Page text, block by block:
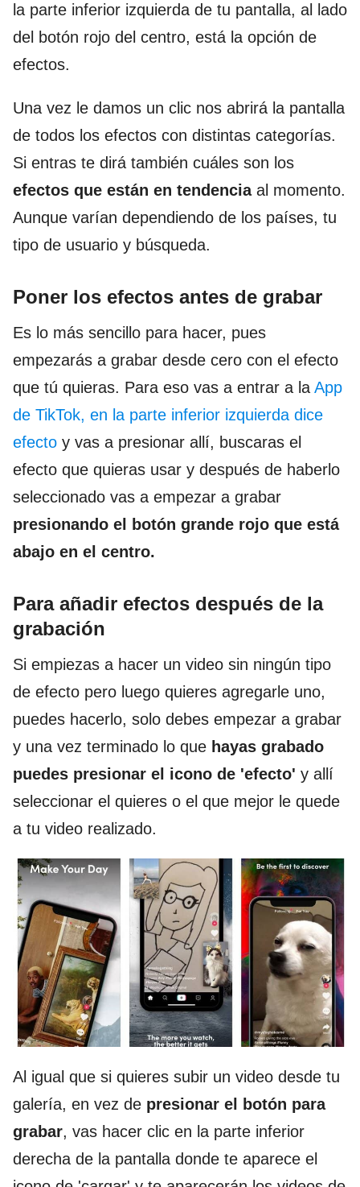
la parte inferior izquierda de tu pantalla, al lado
del botón rojo del centro, está la opción de
efectos.
Una vez le damos un clic nos abrirá la pantalla
de todos los efectos con distintas categorías.
Si entras te dirá también cuáles son los
efectos que están en tendenciaal momento.
Aunque varían dependiendo de los países, tu
tipo de usuario y búsqueda.
Poner los efectos antes de grabar
Es lo más sencillo para hacer, pues
empezarás a grabar desde cero con el efecto
que tú quieras. Para eso vas a entrar a la App
de TikTok, en la parte inferior izquierda dice
efecto y vas a presionar allí, buscaras el
efecto que quieras usar y después de haberlo
seleccionado vas a empezar a grabar
presionando el botón grande rojo que está
abajo en el centro.
Para añadir efectos después de la
grabación
Si empiezas a hacer un video sin ningún tipo
de efecto pero luego quieres agregarle uno,
puedes hacerlo, solo debes empezar a grabar
y una vez terminado lo que hayas grabado
puedes presionar el icono de 'efecto' y allí
seleccionar el quieres o el que mejor le quede
a tu video realizado.
Al igual que si quieres subir un video desde tu
galería, en vez de presionar el botón para
grabar, vas hacer clic en la parte inferior
derecha de la pantalla donde te aparece el